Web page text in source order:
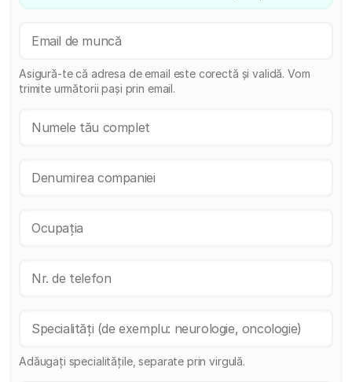
Asigură-te că adresa de email este corectă și validă. Vom
trimite următorii pași prin email.
Adăugați specialitățile, separate prin virgulă.